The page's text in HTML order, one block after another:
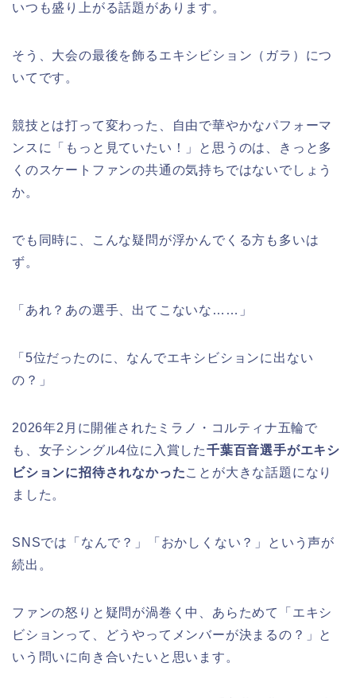
いつも盛り上がる話題があります。
そう、大会の最後を飾るエキシビション（ガラ）につ
いてです。
競技とは打って変わった、自由で華やかなパフォーマ
ンスに「もっと見ていたい！」と思うのは、きっと多
くのスケートファンの共通の気持ちではないでしょう
か。
でも同時に、こんな疑問が浮かんでくる方も多いは
ず。
「あれ？あの選手、出てこないな……」
「5位だったのに、なんでエキシビションに出ない
の？」
2026年2月に開催されたミラノ・コルティナ五輪で
も、女子シングル4位に入賞した千葉百音選手がエキシ
ビションに招待されなかったことが大きな話題になり
ました。
SNSでは「なんで？」「おかしくない？」という声が
続出。
ファンの怒りと疑問が渦巻く中、あらためて「エキシ
ビションって、どうやってメンバーが決まるの？」と
いう問いに向き合いたいと思います。